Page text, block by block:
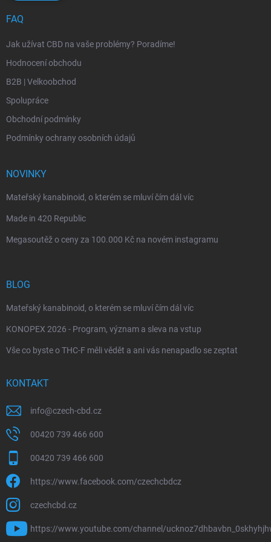
FAQ
Jak užívat CBD na vaše problémy? Poradíme!
Hodnocení obchodu
B2B | Velkoobchod
Spolupráce
Obchodní podmínky
Podmínky ochrany osobních údajů
NOVINKY
Mateřský kanabinoid, o kterém se mluví čím dál víc
Made in 420 Republic
Megasoutěž o ceny za 100.000 Kč na novém instagramu
BLOG
Mateřský kanabinoid, o kterém se mluví čím dál víc
KONOPEX 2026 - Program, význam a sleva na vstup
Vše co byste o THC-F měli vědět a ani vás nenapadlo se zeptat
KONTAKT
info@czech-cbd.cz
00420 739 466 600
00420 739 466 600
https://www.facebook.com/czechcbdcz
czechcbd.cz
https://www.youtube.com/channel/